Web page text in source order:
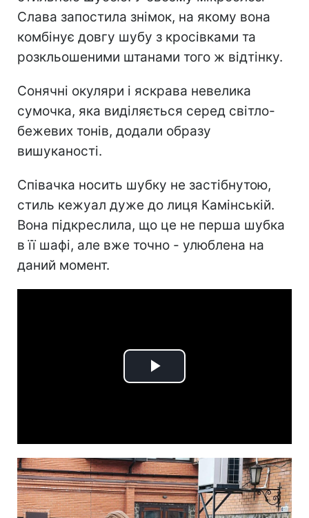
Слава запостила знімок, на якому вона
комбінує довгу шубу з кросівками та
розкльошеними штанами того ж відтінку.
Сонячні окуляри і яскрава невелика
сумочка, яка виділяється серед світло-
бежевих тонів, додали образу
вишуканості.
Співачка носить шубку не застібнутою,
стиль кежуал дуже до лиця Камінській.
Вона підкреслила, що це не перша шубка
в її шафі, але вже точно - улюблена на
даний момент.
Play